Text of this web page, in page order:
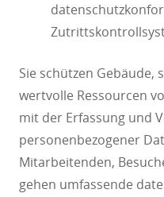
Sie schützen Gebäude,
wertvolle Ressourcen
mit der Erfassung und
personenbezogener
Mitarbeitenden,
gehen umfassende